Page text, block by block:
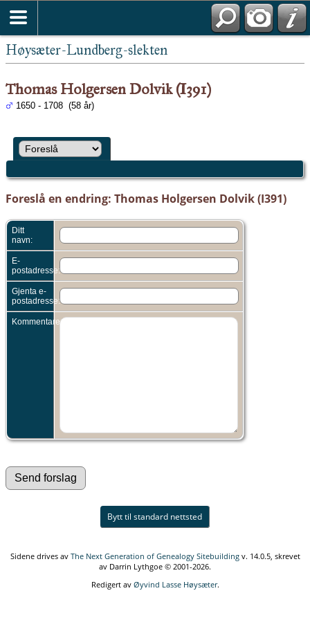
Høysæter-Lundberg-slekten
Thomas Holgersen Dolvik (I391)
1650 - 1708 (58 år)
Foreslå en endring: Thomas Holgersen Dolvik (I391)
Ditt
navn:
E-
postadresse:
Gjenta e-
postadresse:
Kommentarer:
Bytt til standard nettsted
Sidene drives av The Next Generation of Genealogy Sitebuildingv. 14.0.5, skrevet
av Darrin Lythgoe © 2001-2026.
Redigert av Øyvind Lasse Høysæter.